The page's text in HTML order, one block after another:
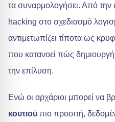
τα συναρμολογήσει. Από
hacking στο σχεδιασμό
αντιμετωπίζει τίποτα ως
που κατανοεί πώς
την επίλυση.
Ενώ οι αρχάριοι μπορεί να
κουτιού πιο προσιτή,